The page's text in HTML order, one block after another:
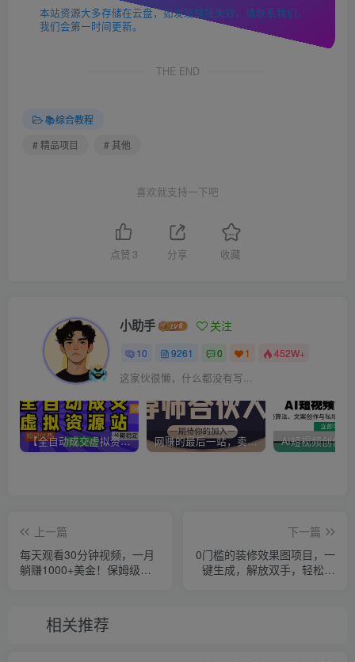
本站资源大多存储在云盘，如发现链接失效，请联系我们，
我们会第一时间更新。
THE END
📚综合教程
# 精品项目
# 其他
喜欢就支持一下吧
点赞 3 分享 收藏
小助手 关注
10 9261 0 1 452W+
这家伙很懒，什么都没有写...
【全自动成交虚拟资源站】站长唯一陪跑项目！月入10W+~长期稳定~ 网赚的最后一站，卖项目！做网赚顶级猎食者~
上一篇
每天观看30分钟视频，一月
躺赚1000+美金！保姆级教
下一篇
0门槛的装修效果图项目，一
键生成，解放双手，轻松月
相关推荐